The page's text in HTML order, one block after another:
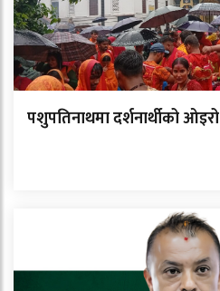
पशुपतिनाथमा दर्शनार्थीको ओइरो